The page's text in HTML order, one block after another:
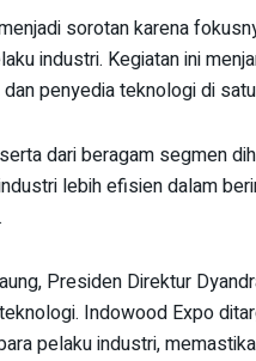
sorotan karena
industri. Kegiatan ini
penyedia teknologi di
dari beragam segmen
lebih efisien dalam
Presiden Direktur
Indowood Expo
pelaku industri,